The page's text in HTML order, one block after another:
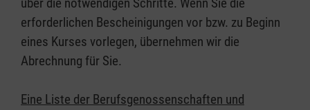
über die notwendigen Schritte. Wenn Sie die
erforderlichen Bescheinigungen vor bzw. zu Beginn
eines Kurses vorlegen, übernehmen wir die
Abrechnung für Sie.
Eine Liste der Berufsgenossenschaften und